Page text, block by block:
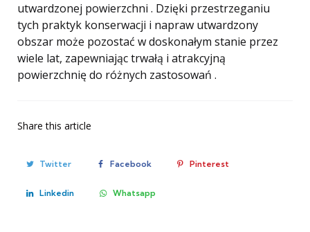
utwardzonej powierzchni . Dzięki przestrzeganiu
tych praktyk konserwacji i napraw utwardzony
obszar może pozostać w doskonałym stanie przez
wiele lat, zapewniając trwałą i atrakcyjną
powierzchnię do różnych zastosowań .
Share this article
Twitter Facebook Pinterest
Linkedin Whatsapp